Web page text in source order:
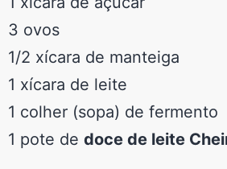
3 ovos
1/2 xícara de manteiga
1 xícara de leite
1 colher (sopa) de fermento
1 pote de doce de leite